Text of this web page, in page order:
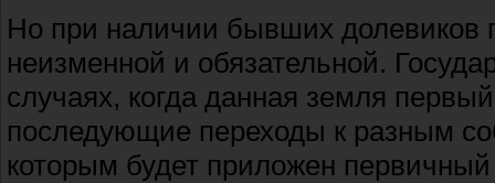
Но при наличии бывших долевиков
неизменной и обязательной.
случаях, когда данная земля
последующие переходы к разным
которым будет приложен первичный